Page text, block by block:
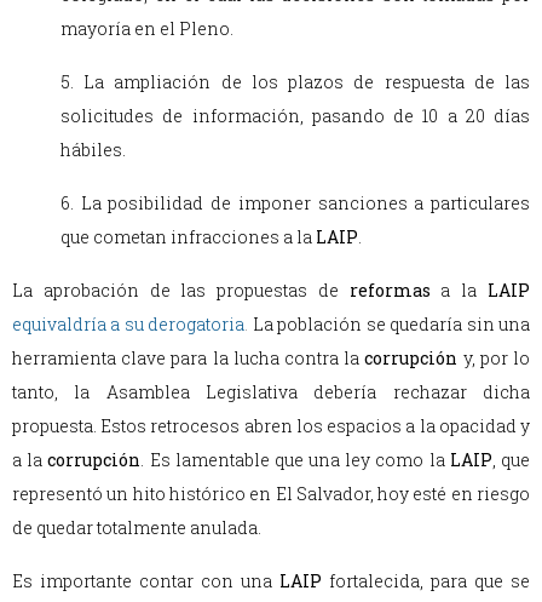
mayoría en el Pleno.
5. La ampliación de los plazos de respuesta de las
solicitudes de información, pasando de 10 a 20 días
hábiles.
6. La posibilidad de imponer sanciones a particulares
que cometan infracciones a la LAIP.
La aprobación de las propuestas de reformas a la LAIP
equivaldría a su derogatoria. La población se quedaría sin una
herramienta clave para la lucha contra lacorrupción y, por lo
tanto, la Asamblea Legislativa debería rechazar dicha
propuesta. Estos retrocesos abren los espacios a la opacidad y
a lacorrupción. Es lamentable que una ley como la LAIP, que
representó un hito histórico en El Salvador, hoy esté en riesgo
de quedar totalmente anulada.
Es importante contar con una LAIP fortalecida, para que se